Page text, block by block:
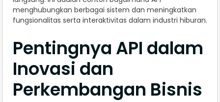
menghubungkan berbagai sistem dan meningkatkan
fungsionalitas serta interaktivitas dalam industri hiburan.
Pentingnya API dalam
Inovasi dan
Perkembangan Bisnis